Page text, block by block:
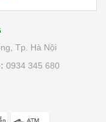
Tp. Hà Nội
0934 345 680